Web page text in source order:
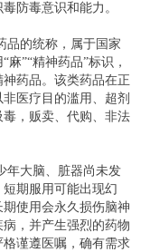
防毒意识和能力。
品的统称，属于国家
”“精神药品”标识，
药品。该类药品在正
医疗目的滥用、超剂
，贩卖、代购、非法
年大脑、脏器尚未发
期服用可能出现幻
使用会永久损伤脑神
，并产生强烈的药物
谨遵医嘱，确有需求